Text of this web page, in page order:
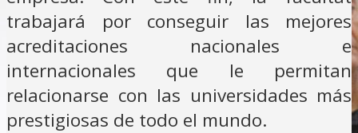
trabajará por conseguir las mejores
acreditaciones nacionales e
internacionales que le permitan
relacionarse con las universidades más
prestigiosas de todo el mundo.